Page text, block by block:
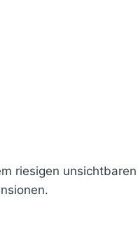
riesigen